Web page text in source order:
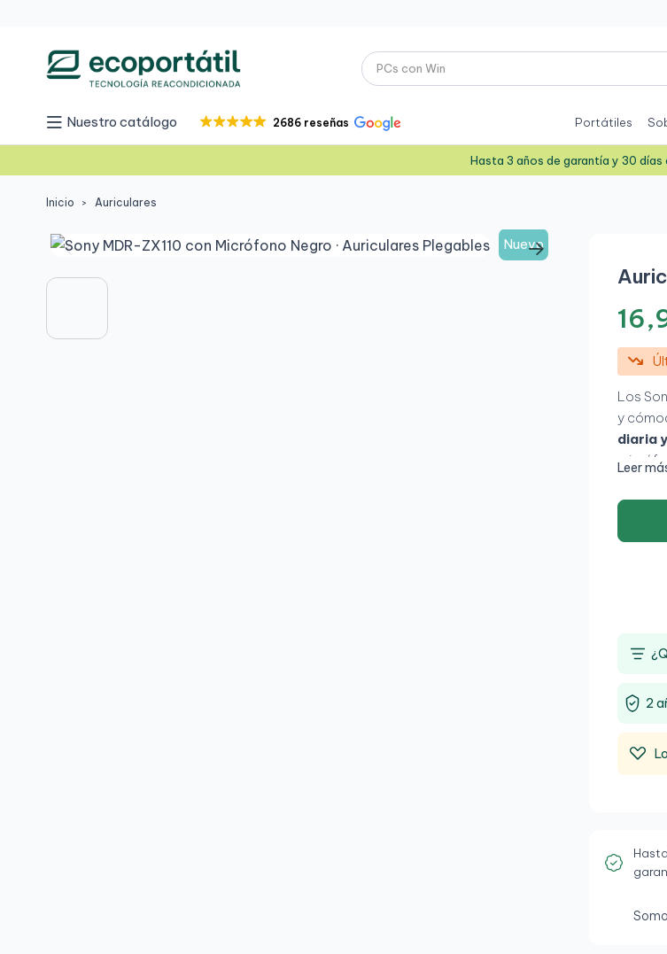
Nuestro catálogo 2686 reseñas Portátiles
Hasta 3 años de garantía y 30 días
Inicio Auriculares
Nuevo
Los
y
diaria
diseño
Leer
2